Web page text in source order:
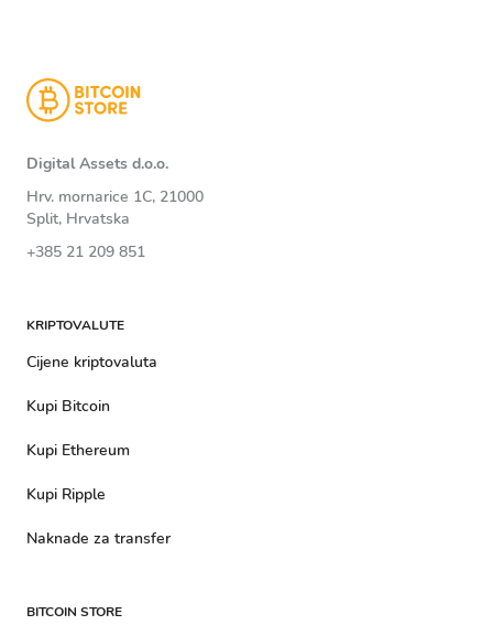
Digital Assets d.o.o.
Hrv. mornarice 1C, 21000
Split, Hrvatska
+385 21 209 851
KRIPTOVALUTE
Cijene kriptovaluta
Kupi Bitcoin
Kupi Ethereum
Kupi Ripple
Naknade za transfer
BITCOIN STORE